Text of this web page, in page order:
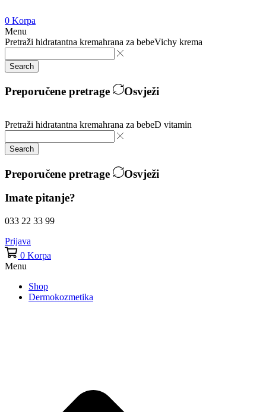
0 Korpa
Menu
Pretraži hidratantna kremahrana za bebeVichy krema
Search
Preporučene pretrage Osvježi
Pretraži hidratantna kremahrana za bebeD vitamin
Search
Preporučene pretrage
Osvježi
Imate pitanje?
033 22 33 99
Prijava
0 Korpa
Menu
Shop
Dermokozmetika